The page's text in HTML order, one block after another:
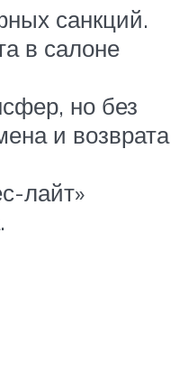
санкций.
в салоне
но без
и возврата
лайт»